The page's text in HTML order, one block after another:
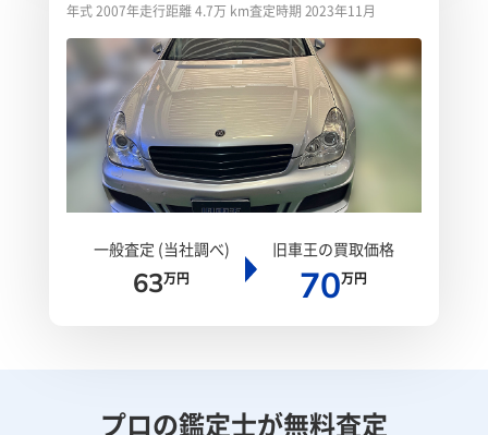
年式 2007年走行距離 4.7万 km査定時期 2023年11月
一般査定 (当社調べ)
63万円
旧車王の買取価格
70万円
プロの鑑定士が無料査定